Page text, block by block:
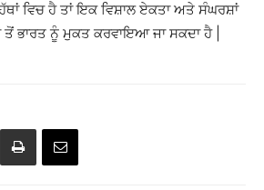
ਵਿਚ ਹੈ ਤਾਂ ਇਕ ਵਿਸ਼ਾਲ ਏਕਤਾ ਅਤੇ ਸੰਘਰਸ਼ਾਂ
ਤੋਂ ਭਾਰਤ ਨੂੰ ਮੁਕਤ ਕਰਵਾਇਆ ਜਾ ਸਕਦਾ ਹੈ |